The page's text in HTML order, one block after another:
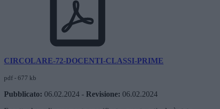
CIRCOLARE-72-DOCENTI-CLASSI-PRIME
pdf - 677 kb
Pubblicato: 06.02.2024 - Revisione: 06.02.2024